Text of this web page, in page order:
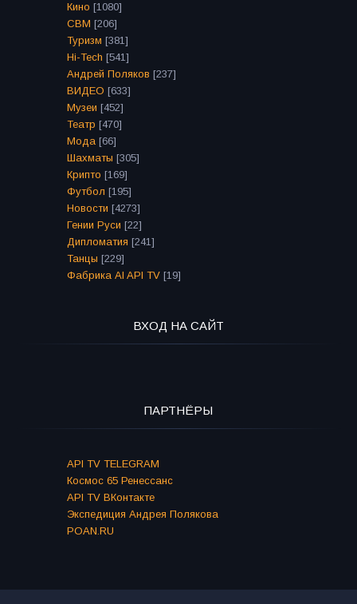
Кино [1080]
СВМ [206]
Туризм [381]
Hi-Tech [541]
Андрей Поляков [237]
ВИДЕО [633]
Музеи [452]
Театр [470]
Мода [66]
Шахматы [305]
Крипто [169]
Футбол [195]
Новости [4273]
Гении Руси [22]
Дипломатия [241]
Танцы [229]
Фабрика AI API TV [19]
ВХОД НА САЙТ
ПАРТНЁРЫ
API TV TELEGRAM
Космос 65 Ренессанс
API TV ВКонтакте
Экспедиция Андрея Полякова
POAN.RU